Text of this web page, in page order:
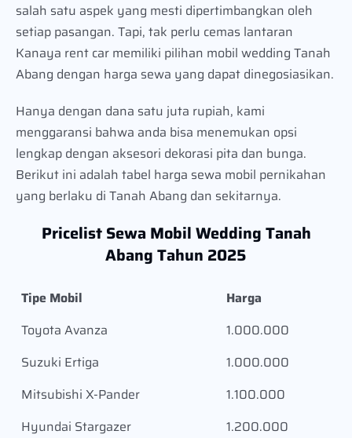
salah satu aspek yang mesti dipertimbangkan oleh
setiap pasangan. Tapi, tak perlu cemas lantaran
Kanaya rent car memiliki pilihan mobil wedding Tanah
Abang dengan harga sewa yang dapat dinegosiasikan.
Hanya dengan dana satu juta rupiah, kami
menggaransi bahwa anda bisa menemukan opsi
lengkap dengan aksesori dekorasi pita dan bunga.
Berikut ini adalah tabel harga sewa mobil pernikahan
yang berlaku di Tanah Abang dan sekitarnya.
Pricelist Sewa Mobil Wedding Tanah
Abang Tahun 2025
Tipe Mobil
Harga
Toyota Avanza
1.000.000
Suzuki Ertiga
1.000.000
Mitsubishi X-Pander
1.100.000
Hyundai Stargazer
1.200.000